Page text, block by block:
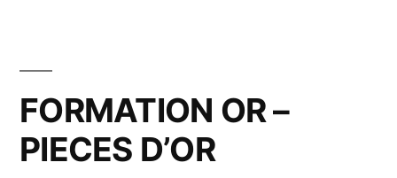
FORMATION OR –
PIECES D’OR